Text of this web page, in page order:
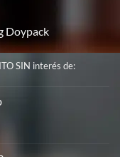
Doypack
SIN interés de: